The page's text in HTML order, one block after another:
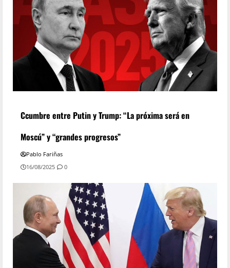
Ccumbre entre Putin y Trump: “La próxima será en
Moscú” y “grandes progresos”
Pablo Fariñas
16/08/2025
0